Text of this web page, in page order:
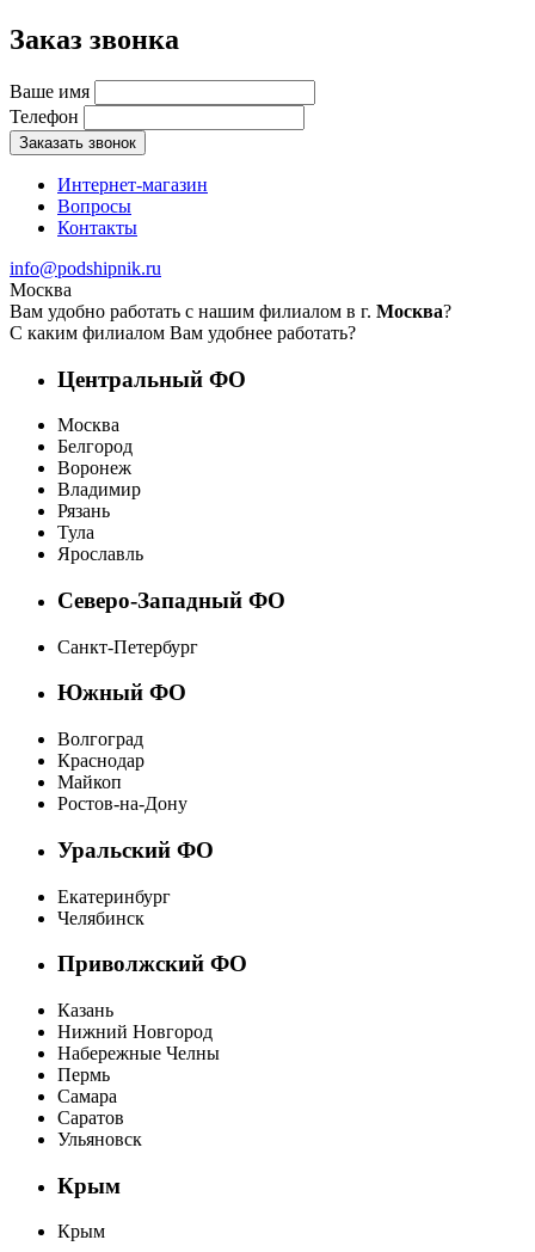
Заказ звонка
Ваше имя
Телефон
Заказать звонок
Интернет-магазин
Вопросы
Контакты
info@podshipnik.ru
Москва
Вам удобно работать с нашим филиалом в г. Москва?
С каким филиалом Вам удобнее работать?
Центральный ФО
Москва
Белгород
Воронеж
Владимир
Рязань
Тула
Ярославль
Северо-Западный ФО
Санкт-Петербург
Южный ФО
Волгоград
Краснодар
Майкоп
Ростов-на-Дону
Уральский ФО
Екатеринбург
Челябинск
Приволжский ФО
Казань
Нижний Новгород
Набережные Челны
Пермь
Самара
Саратов
Ульяновск
Крым
Крым